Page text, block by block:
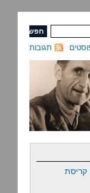
תגובות
קריסת